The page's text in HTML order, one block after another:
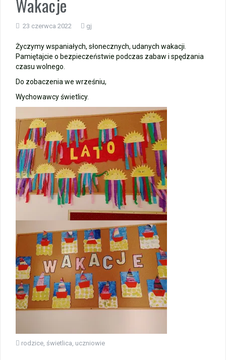
Zakończenie roku – autobusy szkolne
Wycieczka klasy 3b i 3d do Zieleniewa i Kołobrzegu
📚🧇🍧PODZIĘKOWANIA🍧🧇📚
Gala Laureatów – przeniesiona na wrzesień
Ósme miejsce w województwie i brązowy medal indywidualnie!
Wakacje
23 czerwca 2022 gj
Życzymy wspaniałych, słonecznych, udanych wakacji.
Pamiętajcie o bezpieczeństwie podczas zabaw i spędzania
czasu wolnego.
Do zobaczenia we wrześniu,
Wychowawcy świetlicy.
rodzice, świetlica, uczniowie